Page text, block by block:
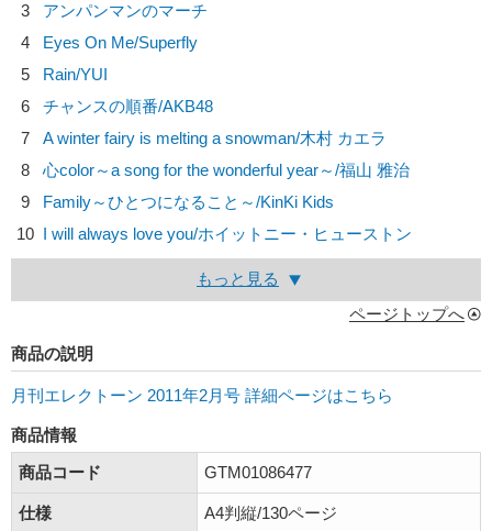
3
アンパンマンのマーチ
4
Eyes On Me/Superfly
5
Rain/YUI
6
チャンスの順番/AKB48
7
A winter fairy is melting a snowman/木村 カエラ
8
心color～a song for the wonderful year～/福山 雅治
9
Family～ひとつになること～/KinKi Kids
10 I will always love you/ホイットニー・ヒューストン
もっと見る
ページトップへ
商品の説明
月刊エレクトーン 2011年2月号 詳細ページはこちら
商品情報
商品コード
GTM01086477
仕様 A4判縦/130ページ